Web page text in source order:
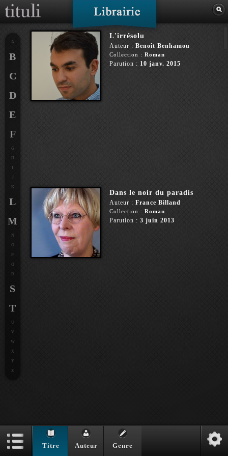
L'irrésolu
Auteur : Benoît Benhamou
Collection : Roman
Parution : 10 janv. 2015
Dans le noir du paradis
Auteur : France Billand
Collection : Roman
Parution : 3 juin 2013
A
B
C
D
E
F
G
H
J
K
L
M
N
O
P
Q
R
S
T
U
V
W
X
Y
Z
Titre Auteur Genre